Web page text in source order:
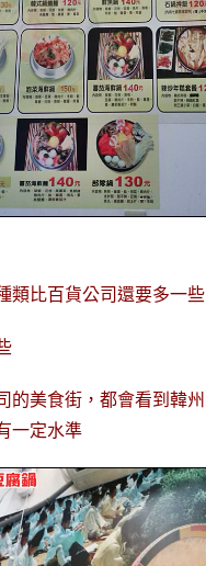
類比百貨公司還要多一些
的美食街，都會看到韓
一定水準